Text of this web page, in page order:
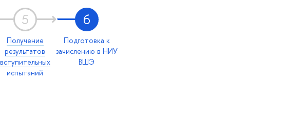
5
Получение
результатов
вступительных
испытаний
6
Подготовка к
зачислению в НИУ
ВШЭ